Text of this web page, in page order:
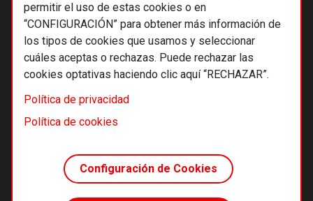
permitir el uso de estas cookies o en
“CONFIGURACIÓN” para obtener más información de
los tipos de cookies que usamos y seleccionar
cuáles aceptas o rechazas. Puede rechazar las
cookies optativas haciendo clic aquí “RECHAZAR”.
Política de privacidad
Política de cookies
Configuración de Cookies
© 2026 Alternativas económicas SCCL
Footer
Términos y condiciones de uso
Política de cookies
Principios editoriales